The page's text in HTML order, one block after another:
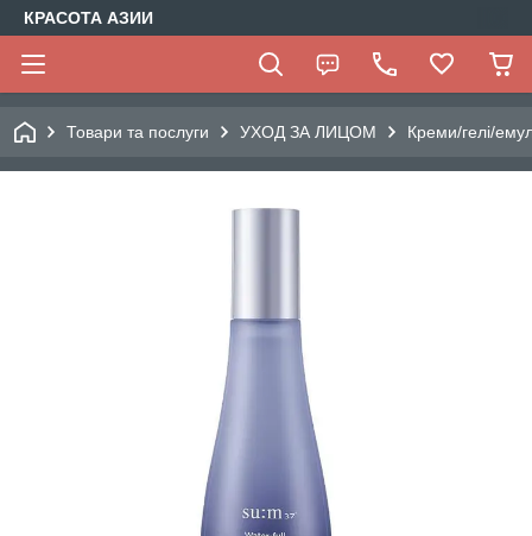
КРАСОТА АЗИИ
Товари та послуги УХОД ЗА ЛИЦОМ Креми/гелі/